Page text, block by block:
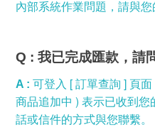
內部系統作業問題，請與您
Q : 我已完成匯款，請
A : 可登入 [ 訂單查詢 ] 頁面
商品追加中 ) 表示已收到您
話或信件的方式與您聯繫。